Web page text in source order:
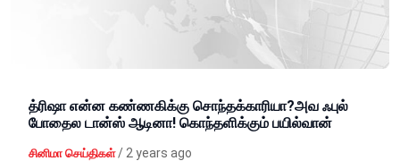
த்ரிஷா என்ன கண்ணகிக்கு சொந்தக்காரியா?அவ ஃபுல்
போதைல டான்ஸ் ஆடினா! கொந்தளிக்கும் பயில்வான்
சினிமா செய்திகள் / 2 years ago